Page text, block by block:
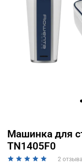
Машинка для
TN1405F0
2 отзыва
Добавляйте
в корзину
любого банка
выбранный
Оставшиеся
списываться
по25 %